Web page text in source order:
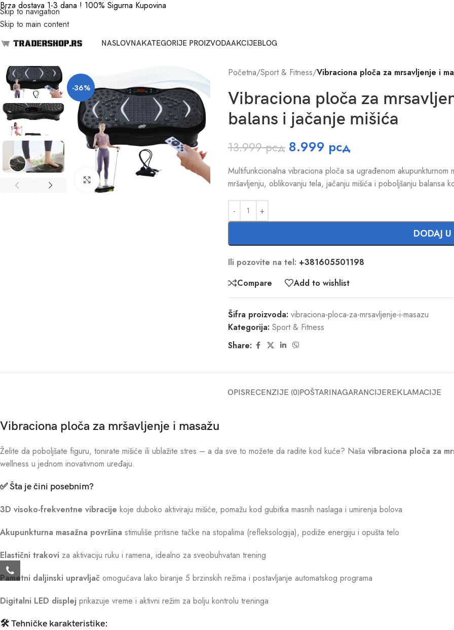
Skip to navigation
Skip to main content
Brza dostava 1-3 dana ! 100% Sigurna Kupovina
NASLOVNAKATEGORIJE PROIZVODAAKCIJEBLOG
-36%
Click to enlarge
Početna/Sport & Fitness/Vibraciona ploča za mrsavljenje i
Vibraciona ploča za
balans i jačanje mišića
13.999рсд 8.999 рсд
Multifunkcionalna vibraciona ploča sa ugrađenom
mršavljenju, oblikovanju tela, jačanju mišića i poboljšanju balansa
DODAJ U
Ili pozovite na tel: +381605501198
Compare
Add to wishlist
Šifra proizvoda: vibraciona-ploca-za-mrsavljenje-i-masazu
Kategorija: Sport & Fitness
Share:
OPISRECENZIJE (0)POŠTARINAGARANCIJEREKLAMACIJE
Vibraciona ploča za mršavljenje i masažu
Želite da poboljšate figuru, tonirate mišiće ili ublažite stres – a da sve to možete da radite kod kuće? Naša vibraciona ploča za
wellness u jednom inovativnom uređaju.
✅ Šta je čini posebnim?
3D visoko-frekventne vibracije koje duboko aktiviraju mišiće, pomažu kod gubitka masnih naslaga i umirenja bolova
Akupunkturna masažna površina stimuliše pritisne tačke na stopalima (refleksologija), podiže energiju i opušta telo
Elastični trakovi za aktivaciju ruku i ramena, idealno za sveobuhvatan trening
Pametni daljinski upravljač omogućava lako biranje 5 brzinskih režima i postavljanje automatskog programa
Digitalni LED displej prikazuje vreme i aktivni režim za bolju kontrolu treninga
🛠️ Tehničke karakteristike: